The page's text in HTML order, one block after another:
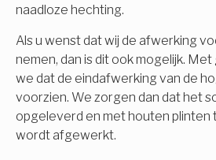
naadloze hechting.
Als u wenst dat wij de afwerking
nemen, dan is dit ook mogelijk.
we dat de eindafwerking van de
voorzien. We zorgen dan dat het
opgeleverd en met houten plinten
wordt afgewerkt.